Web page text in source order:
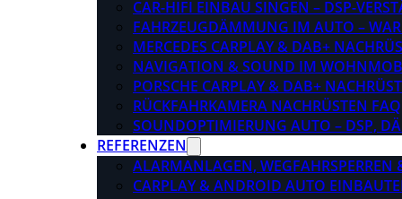
CAR-HIFI EINBAU SINGEN – DSP-
FAHRZEUGDÄMMUNG IM AUTO –
MERCEDES CARPLAY & DAB+
NAVIGATION & SOUND IM
PORSCHE CARPLAY & DAB+
RÜCKFAHRKAMERA NACHRÜSTEN FAQ
SOUNDOPTIMIERUNG AUTO – DSP,
REFERENZEN
ALARMANLAGEN, WEGFAHRSPERREN
CARPLAY & ANDROID AUTO